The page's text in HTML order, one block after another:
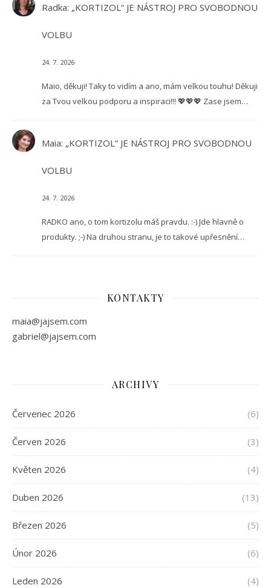
Radka: „KORTIZOL“ JE NÁSTROJ PRO SVOBODNOU
VOLBU
24. 7. 2026
Maio, děkuji! Taky to vidím a ano, mám velkou touhu! Děkuji
za Tvou velkou podporu a inspiraci!!! 💖💖💖 Zase jsem…
Maia: „KORTIZOL“ JE NÁSTROJ PRO SVOBODNOU
VOLBU
24. 7. 2026
RADKO ano, o tom kortizolu máš pravdu. :-) Jde hlavně o
produkty. ;-) Na druhou stranu, je to takové upřesnění…
KONTAKTY
maia@jajsem.com
gabriel@jajsem.com
ARCHIVY
Červenec 2026 (6)
Červen 2026 (3)
Květen 2026 (4)
Duben 2026 (13)
Březen 2026 (5)
Únor 2026 (6)
Leden 2026 (4)